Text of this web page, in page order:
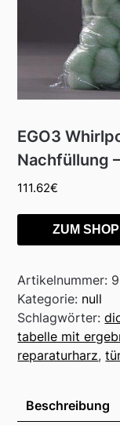
EGO3
Nachfüllung
111.62€
ZUM SHOP
Artikelnummer:
Kategorie: null
Schlagwörter:
tabelle mit
reparaturharz,
Beschreibung